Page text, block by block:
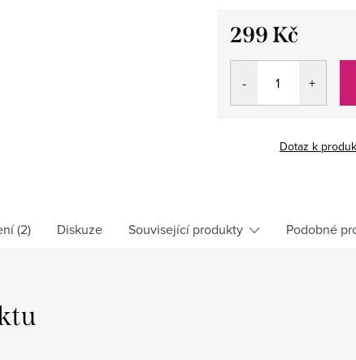
299 Kč
Měrná
Dotaz k
(2) Diskuze Související produkty Podobné